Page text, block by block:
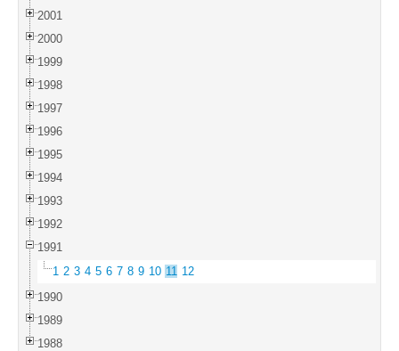
2001
2000
1999
1998
1997
1996
1995
1994
1993
1992
1991
1 2 3 4 5 6 7 8 9 10 11 12
1990
1989
1988